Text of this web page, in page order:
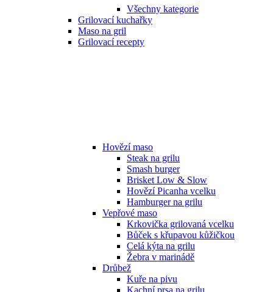
Všechny kategorie
Grilovací kuchařky
Maso na gril
Grilovací recepty
Hovězí maso
Steak na grilu
Smash burger
Brisket Low & Slow
Hovězí Picanha vcelku
Hamburger na grilu
Vepřové maso
Krkovička grilovaná vcelku
Bůček s křupavou kůžičkou
Celá kýta na grilu
Žebra v marinádě
Drůbež
Kuře na pivu
Kachní prsa na grilu